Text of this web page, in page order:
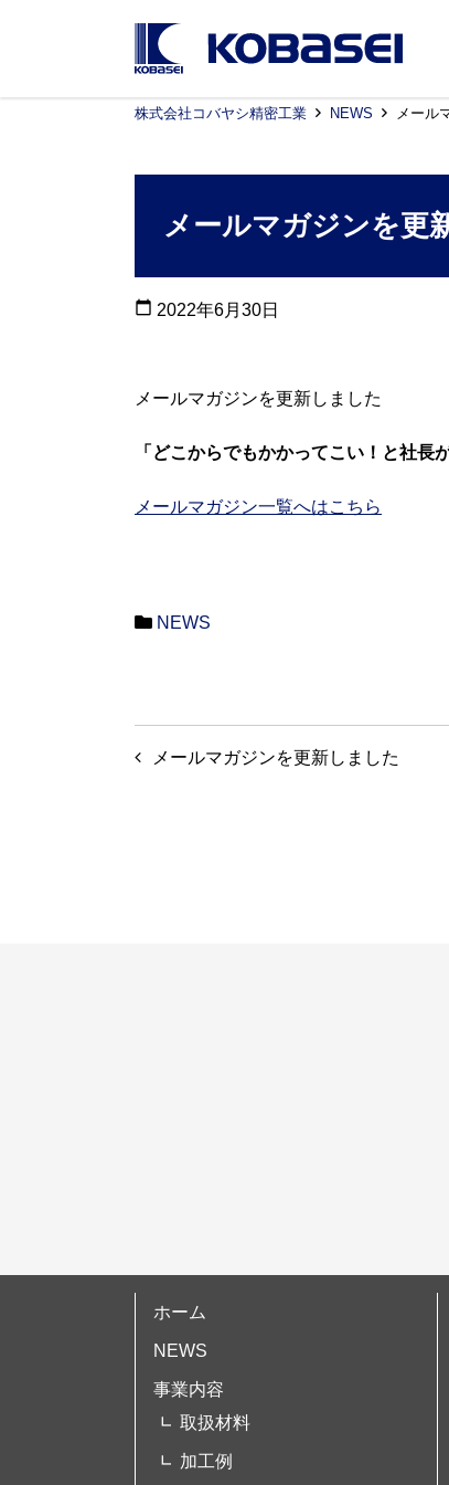
株式会社コバヤシ精密工業 NEWS メール
メールマガジンを更
calendar_today 2022年6月30日
メールマガジンを更新しました
「どこからでもかかってこい！と社長
メールマガジン一覧へはこちら
NEWS
投 メールマガジンを更新しました
ホーム
NEWS
事業内容
取扱材料
加工例